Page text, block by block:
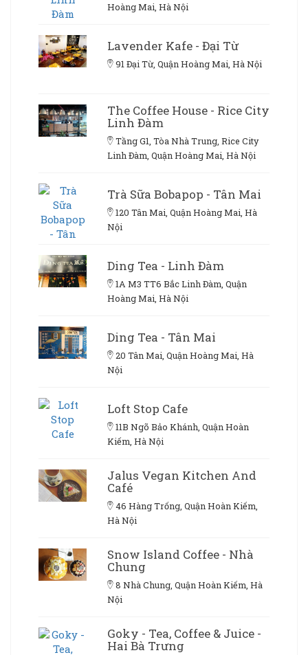
Hoàng Mai, Hà Nội
Lavender Kafe - Đại Từ
91 Đại Từ, Quận Hoàng Mai, Hà Nội
The Coffee House - Rice City
Linh Đàm
Tầng G1, Tòa Nhà Trung, Rice City
Linh Đàm, Quận Hoàng Mai, Hà Nội
Trà Sữa Bobapop - Tân Mai
120 Tân Mai, Quận Hoàng Mai, Hà
Nội
Ding Tea - Linh Đàm
1A M3 TT6 Bắc Linh Đàm, Quận
Hoàng Mai, Hà Nội
Ding Tea - Tân Mai
20 Tân Mai, Quận Hoàng Mai, Hà
Nội
Loft Stop Cafe
11B Ngõ Bảo Khánh, Quận Hoàn
Kiếm, Hà Nội
Jalus Vegan Kitchen And
Café
46 Hàng Trống, Quận Hoàn Kiếm,
Hà Nội
Snow Island Coffee - Nhà
Chung
8 Nhà Chung, Quận Hoàn Kiếm, Hà
Nội
Goky - Tea, Coffee & Juice -
Hai Bà Trưng